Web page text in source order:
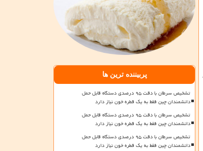
پربیننده ترین ها
تشخیص سرطان با دقت ۹۵ درصدی دستگاه قابل حمل
دانشمندان چین فقط به یک قطره خون نیاز دارد
تشخیص سرطان با دقت ۹۵ درصدی دستگاه قابل حمل
دانشمندان چین فقط به یک قطره خون نیاز دارد
تشخیص سرطان با دقت ۹۵ درصدی دستگاه قابل حمل
دانشمندان چین فقط به یک قطره خون نیاز دارد